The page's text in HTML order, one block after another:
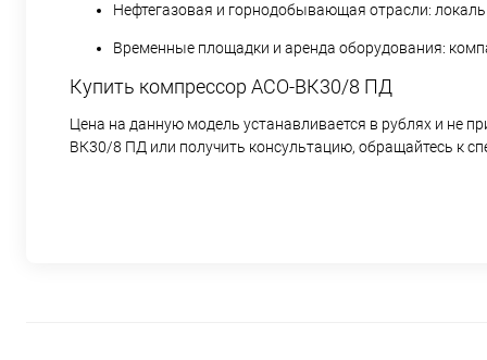
Нефтегазовая и горнодобывающая отрасли:
Временные площадки и аренда оборудования:
Купить компрессор АСО-ВК30/8 ПД
Цена на данную модель устанавливается в рублях и не
ВК30/8 ПД или получить консультацию, обращайтесь к